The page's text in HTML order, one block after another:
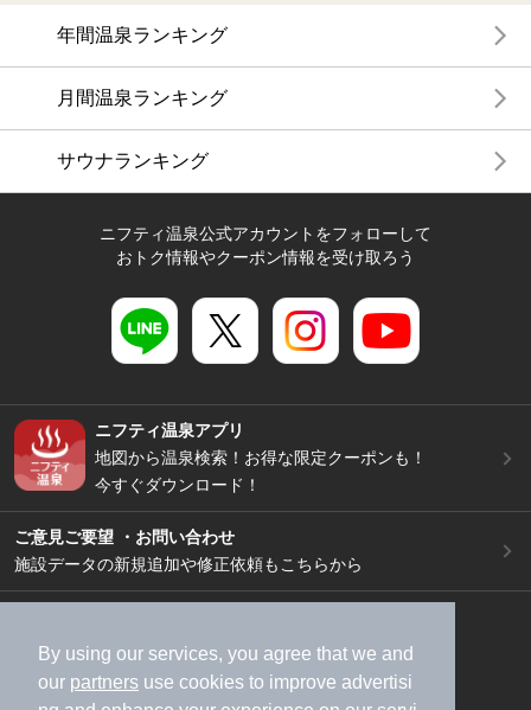
By using our services, you agree that we and
our partners use cookies to improve advertisi
年間温泉ランキング
月間温泉ランキング
サウナランキング
ニフティ温泉公式アカウントをフォローして
おトク情報やクーポン情報を受け取ろう
ニフティ温泉アプリ
地図から温泉検索！お得な限定クーポンも！
今すぐダウンロード！
ご意見ご要望 ・お問い合わせ
施設データの新規追加や修正依頼もこちらから
加盟店募集（資料請求）
広告出稿のご案内
利用規約
ライフスタイルMEMBERS+規約